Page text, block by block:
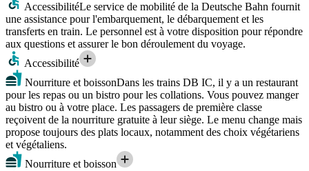
AccessibilitéLe service de mobilité de la Deutsche Bahn fournit
une assistance pour l'embarquement, le débarquement et les
transferts en train. Le personnel est à votre disposition pour répondre
aux questions et assurer le bon déroulement du voyage.
Accessibilité
Nourriture et boissonDans les trains DB IC, il y a un restaurant
pour les repas ou un bistro pour les collations. Vous pouvez manger
au bistro ou à votre place. Les passagers de première classe
reçoivent de la nourriture gratuite à leur siège. Le menu change mais
propose toujours des plats locaux, notamment des choix végétariens
et végétaliens.
Nourriture et boisson